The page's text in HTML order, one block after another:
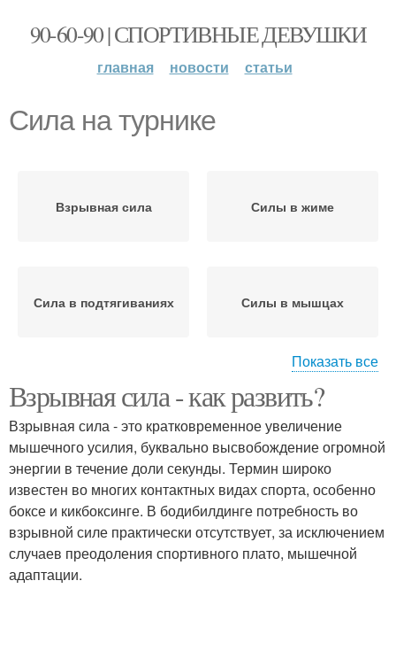
90-60-90 | СПОРТИВНЫЕ ДЕВУШКИ
главная новости статьи
Сила на турнике
Взрывная сила Силы в жиме
Сила в подтягиваниях Силы в мышцах
на силу
Показать все
Взрывная сила - как развить?
Взрывная сила - это кратковременное увеличение
мышечного усилия, буквально высвобождение огромной
энергии в течение доли секунды. Термин широко
известен во многих контактных видах спорта, особенно
боксе и кикбоксинге. В бодибилдинге потребность во
взрывной силе практически отсутствует, за исключением
случаев преодоления спортивного плато, мышечной
адаптации.